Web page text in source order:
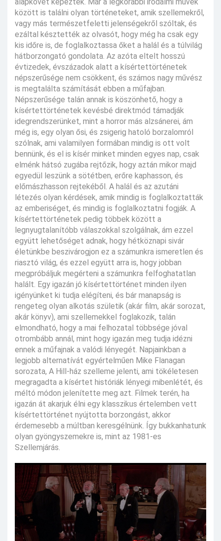
között is találni olyan történeteket, amik szellemekről,
vagy más természetfeletti jelenségekről szóltak, és
ezáltal késztették az olvasót, hogy még ha csak egy
kis időre is, de foglalkoztassa őket a halál és a túlvilág
hátborzongató gondolata. Az azóta eltelt hosszú
évtizedek, évszázadok alatt a kísértettörténetek
népszerűsége nem csökkent, és számos nagy művész
is megtalálta számítását ebben a műfajban.
Népszerűsége talán annak is köszönhető, hogy a
kísértettörténetek kevésbé direktmód támadják
idegrendszerünket, mint a horror más alzsánerei, ám
még is, egy olyan ősi, és zsigerig hatoló borzalomról
szólnak, ami valamilyen formában mindig is ott volt
bennünk, és el is kísér minket minden egyes nap, csak
elménk hátsó zugába rejtőzik, hogy aztán mikor majd
egyedül leszünk a sötétben, erőre kaphasson, és
előmászhasson rejtekéből. A halál és az azutáni
létezés olyan kérdések, amik mindig is foglalkoztatták
az emberiséget, és mindig is foglalkoztatni fogják. A
kísértettörténetek pedig többek között a
legnyugtalanítóbb válaszokkal szolgálnak, ám ezzel
együtt lehetőséget adnak, hogy hétköznapi sivár
életünkbe beszivárogjon ez a számunkra ismeretlen és
riasztó világ, és ezzel együtt arra is, hogy jobban
megpróbáljuk megérteni a számunkra felfoghatatlan
halált. Egy igazán jó kísértettörténet minden ilyen
igényünket ki tudja elégíteni, és bár manapság is
rengeteg olyan alkotás születik (akár film, akár sorozat,
akár könyv), ami szellemekkel foglakozik, talán
elmondható, hogy a mai felhozatal többsége jóval
otrombább annál, mint hogy igazán meg tudja idézni
ennek a műfajnak a valódi lényegét. Napjainkban a
legjobb alternatívát egyértelműen Mike Flanagan
sorozata, A Hill-ház szelleme jelenti, ami tökéletesen
megragadta a kísértet históriák lényegi mibenlétét, és
méltó módon jelenítette meg azt. Filmek terén, ha
igazán át akarjuk élni egy klasszikus értelemben vett
kísértettörténet nyújtotta borzongást, akkor
érdemesebb a múltban keresgélnünk. Így bukkanhatunk
olyan gyöngyszemekre is, mint az 1981-es
Szellemjárás.